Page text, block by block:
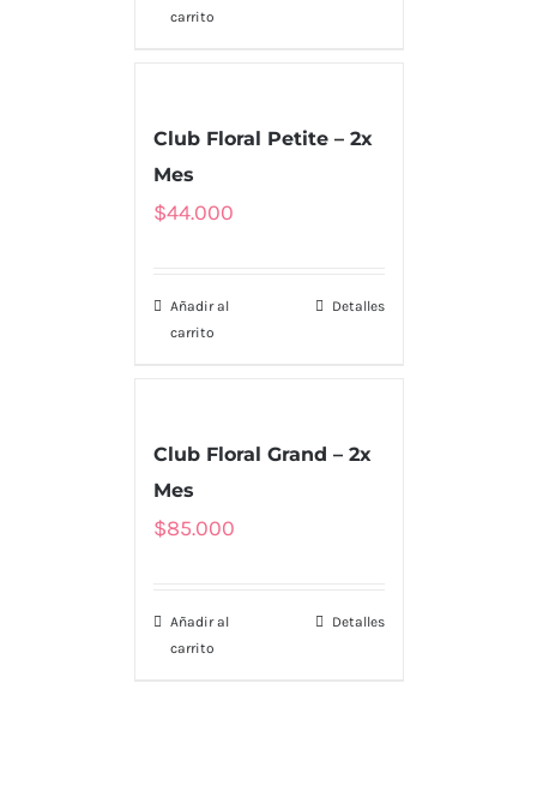
carrito
Club Floral Petite – 2x
Mes
$44.000
Añadir al
carrito
Detalles
Club Floral Grand – 2x
Mes
$85.000
Añadir al
carrito
Detalles